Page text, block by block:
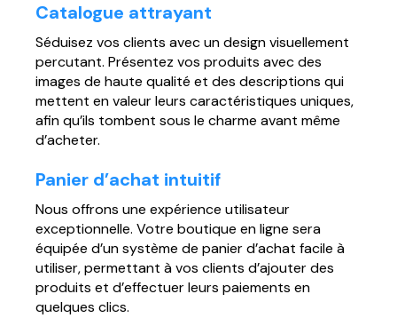
Catalogue attrayant
Séduisez vos clients avec un design visuellement
percutant. Présentez vos produits avec des
images de haute qualité et des descriptions qui
mettent en valeur leurs caractéristiques uniques,
afin qu’ils tombent sous le charme avant même
d’acheter.
Panier d’achat intuitif
Nous offrons une expérience utilisateur
exceptionnelle. Votre boutique en ligne sera
équipée d’un système de panier d’achat facile à
utiliser, permettant à vos clients d’ajouter des
produits et d’effectuer leurs paiements en
quelques clics.